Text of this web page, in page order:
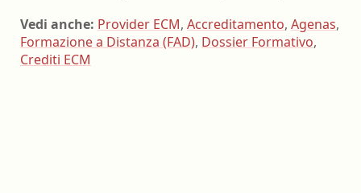
Vedi anche: Provider ECM, Accreditamento, Agenas,
Formazione a Distanza (FAD), Dossier Formativo,
Crediti ECM